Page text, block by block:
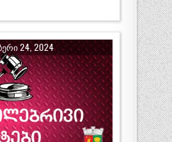
24, 2024